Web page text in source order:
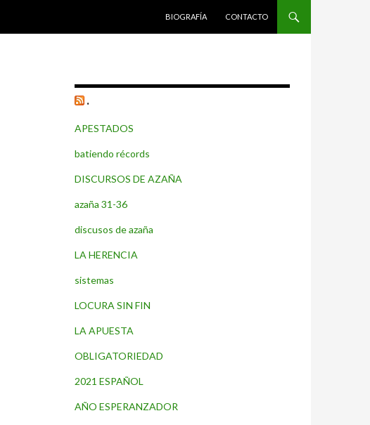
BIOGRAFÍA
CONTACTO
.
APESTADOS
batiendo récords
DISCURSOS DE AZAÑA
azaña 31-36
discusos de azaña
LA HERENCIA
sistemas
LOCURA SIN FIN
LA APUESTA
OBLIGATORIEDAD
2021 ESPAÑOL
AÑO ESPERANZADOR